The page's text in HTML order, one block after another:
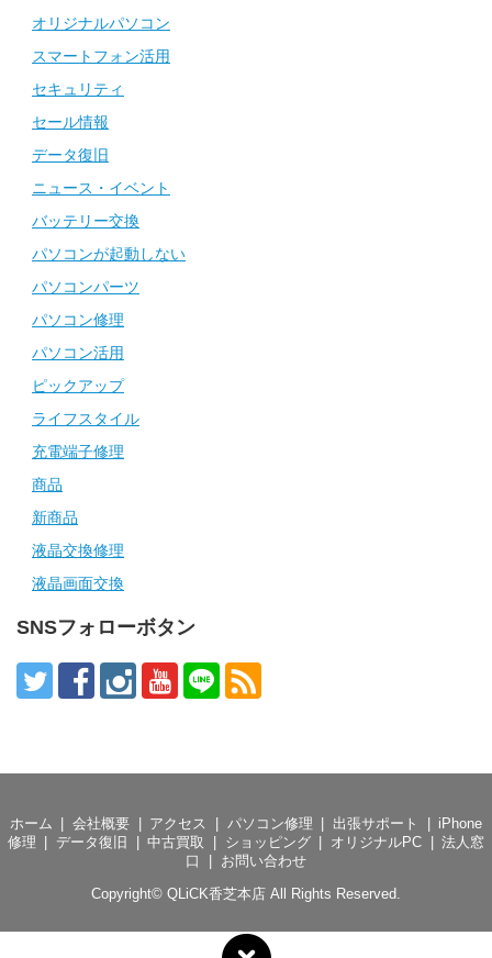
オリジナルパソコン
スマートフォン活用
セキュリティ
セール情報
データ復旧
ニュース・イベント
バッテリー交換
パソコンが起動しない
パソコンパーツ
パソコン修理
パソコン活用
ピックアップ
ライフスタイル
充電端子修理
商品
新商品
液晶交換修理
液晶画面交換
SNSフォローボタン
ホーム 会社概要 アクセス パソコン修理 出張サポート
iPhone
修理
データ復旧 中古買取 ショッピング オリジナルPC
法人窓
口
お問い合わせ
Copyright© QLiCK香芝本店 All Rights Reserved.